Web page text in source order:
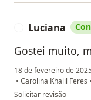
Luciana
Gostei muito,
18 de fevereiro de 2025
• Carolina Khalil Feres •
na opinião do utilizador
Solicitar revisão